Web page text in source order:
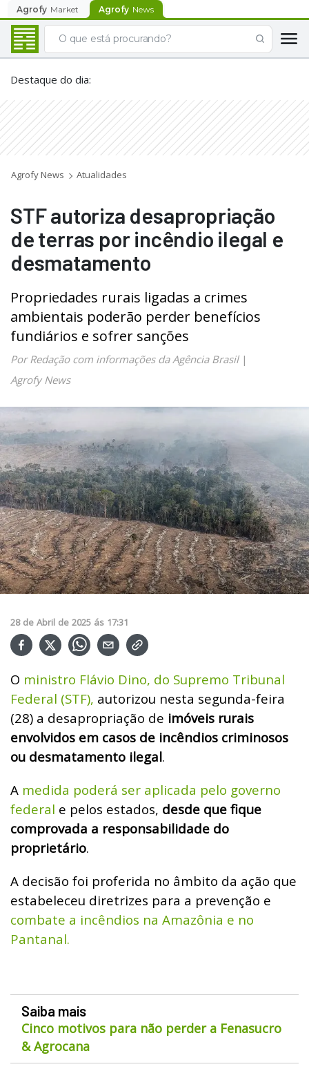
Agrofy Market Agrofy News
Destaque do dia:
Agrofy News Atualidades
STF autoriza desapropriação
de terras por incêndio ilegal e
desmatamento
Propriedades rurais ligadas a crimes
ambientais poderão perder benefícios
fundiários e sofrer sanções
Por Redação com informações da Agência Brasil|
Agrofy News
28 de Abril de 2025 ás 17:31
O ministro Flávio Dino, do Supremo Tribunal
Federal (STF), autorizou nesta segunda-feira
(28) a desapropriação de imóveis rurais
envolvidos em casos de incêndios criminosos
ou desmatamento ilegal.
A medida poderá ser aplicada pelo governo
federal e pelos estados, desde que fique
comprovada a responsabilidade do
proprietário.
A decisão foi proferida no âmbito da ação que
estabeleceu diretrizes para a prevenção e
combate a incêndios na Amazônia e no
Pantanal.
Saiba mais
Cinco motivos para não perder a Fenasucro
& Agrocana